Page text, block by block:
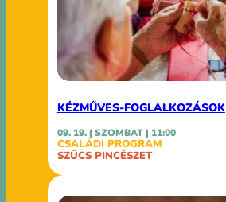
KÉZMŰVES-FOGLALKOZÁSOK
09. 19. | SZOMBAT | 11:00
CSALÁDI PROGRAM
SZŰCS PINCÉSZET